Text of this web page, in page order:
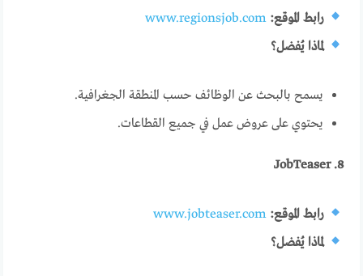
رابط الموقع: www.regionsjob.com
لماذا يُفضل؟
يسمح بالبحث عن الوظائف حسب المنطقة الجغرافية.
يحتوي على عروض عمل في جميع القطاعات.
8. JobTeaser
رابط الموقع: www.jobteaser.com
لماذا يُفضل؟